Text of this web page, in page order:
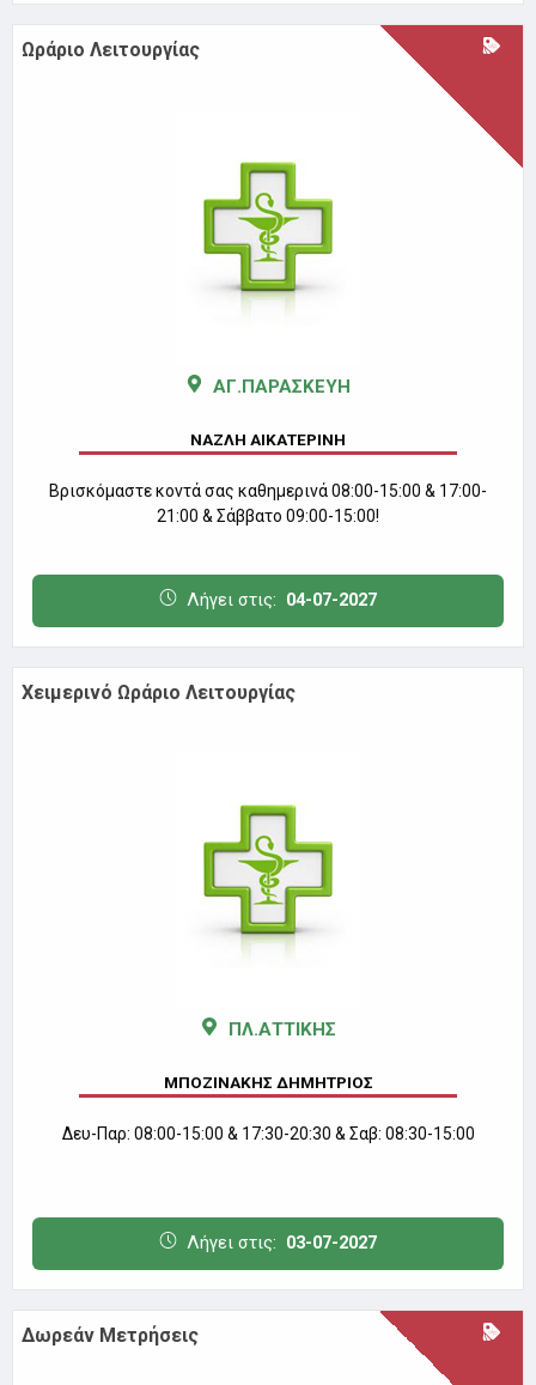
Ωράριο Λειτουργίας
ΑΓ.ΠΑΡΑΣΚΕΥΗ
ΝΑΖΛΗ ΑΙΚΑΤΕΡΙΝΗ
Βρισκόμαστε κοντά σας καθημερινά 08:00-15:00 & 17:00-
21:00 & Σάββατο 09:00-15:00!
Λήγει στις: 04-07-2027
Χειμερινό Ωράριο Λειτουργίας
ΠΛ.ΑΤΤΙΚΗΣ
ΜΠΟΖΙΝΑΚΗΣ ΔΗΜΗΤΡΙΟΣ
Δευ-Παρ: 08:00-15:00 & 17:30-20:30 & Σαβ: 08:30-15:00
Λήγει στις: 03-07-2027
Δωρεάν Μετρήσεις